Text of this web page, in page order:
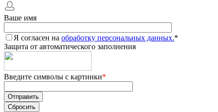
Ваше имя
Я согласен на обработку персональных данных.*
Защита от автоматического заполнения
Введите символы с картинки*